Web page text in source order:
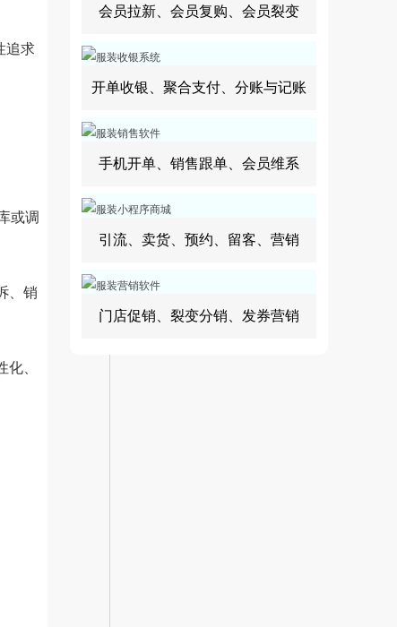
追求
或调
、销
、
会员拉新、会员复购、会员裂变
开单收银、聚合支付、分账与记账
手机开单、销售跟单、会员维系
引流、卖货、预约、留客、营销
门店促销、裂变分销、发券营销